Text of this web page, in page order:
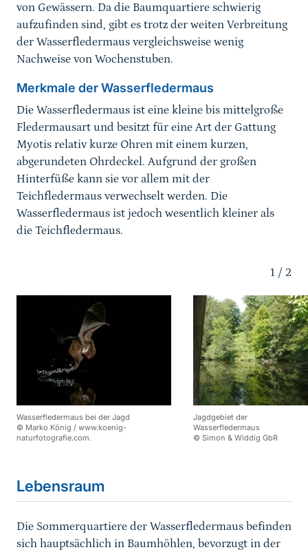
von Gewässern. Da die Baumquartiere schwierig
aufzufinden sind, gibt es trotz der weiten Verbreitung
der Wasserfledermaus vergleichsweise wenig
Nachweise von Wochenstuben.
Merkmale der Wasserfledermaus
Die Wasserfledermaus ist eine kleine bis mittelgroße
Fledermausart und besitzt für eine Art der Gattung
Myotis relativ kurze Ohren mit einem kurzen,
abgerundeten Ohrdeckel. Aufgrund der großen
Hinterfüße kann sie vor allem mit der
Teichfledermaus verwechselt werden. Die
Wasserfledermaus ist jedoch wesentlich kleiner als
die Teichfledermaus.
Karussell Start
1 / 2
Wasserfledermaus bei der Jagd
© Marko König / www.koenig-
naturfotografie.com.
Jagdgebiet der
Wasserfledermaus
© Simon & Widdig GbR
Sprungmarke
Lebensraum
Die Sommerquartiere der Wasserfledermaus befinden
sich hauptsächlich in Baumhöhlen, bevorzugt in der